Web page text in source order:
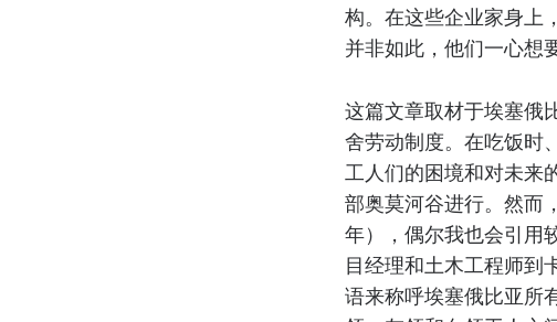
构。在这些企业家身上
并非如此，他们一心想
这篇文章取材于埃塞俄
舍劳动制度。在吃饭时
工人们的困境和对未来
部奥莫河谷进行。然而
年），偶尔我也会引用
目经理和土木工程师到
语来称呼埃塞俄比亚所